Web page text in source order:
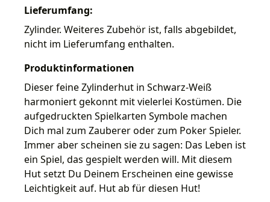
Lieferumfang:
Zylinder. Weiteres Zubehör ist, falls abgebildet,
nicht im Lieferumfang enthalten.
Produktinformationen
Dieser feine Zylinderhut in Schwarz-Weiß
harmoniert gekonnt mit vielerlei Kostümen. Die
aufgedruckten Spielkarten Symbole machen
Dich mal zum Zauberer oder zum Poker Spieler.
Immer aber scheinen sie zu sagen: Das Leben ist
ein Spiel, das gespielt werden will. Mit diesem
Hut setzt Du Deinem Erscheinen eine gewisse
Leichtigkeit auf. Hut ab für diesen Hut!